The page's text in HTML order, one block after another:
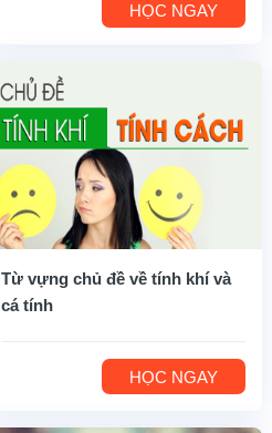
HỌC NGAY
Từ vựng chủ đề về tính khí và
cá tính
HỌC NGAY